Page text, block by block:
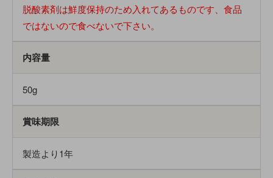
脱酸素剤は鮮度保持のため入れてあるものです、食品
ではないので食べないで下さい。
内容量
50g
賞味期限
製造より1年